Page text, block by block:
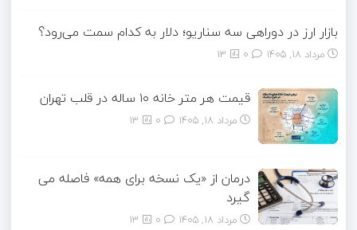
بازار ارز در دوراهی سه سناریو؛ دلار به کدام سمت می‌رود؟
مرداد ۱۸, ۱۴۰۵ 13
قیمت هر متر خانه ۱۰ ساله در قلب تهران
مرداد ۱۸, ۱۴۰۵ 13
درمان از «یک نسخه برای همه» فاصله می
گیرد
مرداد ۱۸, ۱۴۰۵ 13